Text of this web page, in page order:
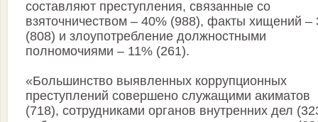
составляют преступления, связанные со
взяточничеством – 40% (988), факты хищений –
(808) и злоупотребление должностными
полномочиями – 11% (261).
«Большинство выявленных коррупционных
преступлений совершено служащими акиматов
(718), сотрудниками органов внутренних дел